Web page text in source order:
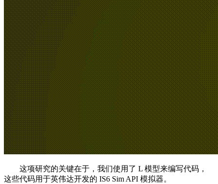
这项研究的关键在于，我们使用了 L 模型来编写代码，
这些代码用于英伟达开发的 IS6 Sim API 模拟器。